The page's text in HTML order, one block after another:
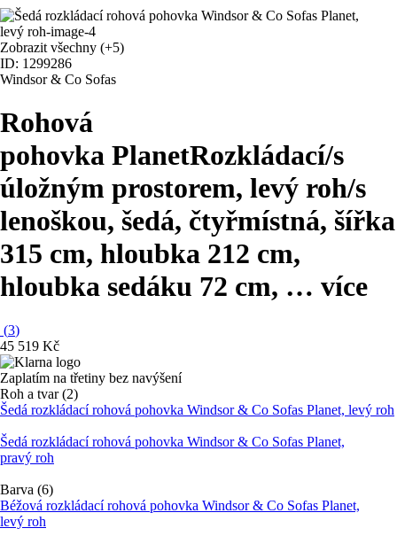
Zobrazit všechny (+5)
ID: 1299286
Windsor & Co Sofas
Rohová
pohovka PlanetRozkládací/s
úložným prostorem, levý roh/s
lenoškou, šedá, čtyřmístná, šířka
315 cm, hloubka 212 cm,
hloubka sedáku 72 cm, … více
(3)
45 519 Kč
Zaplatím na třetiny bez navýšení
Roh a tvar (2)
Šedá rozkládací rohová pohovka Windsor & Co Sofas Planet, levý roh
Šedá rozkládací rohová pohovka Windsor & Co Sofas Planet,
pravý roh
Barva (6)
Béžová rozkládací rohová pohovka Windsor & Co Sofas Planet,
levý roh